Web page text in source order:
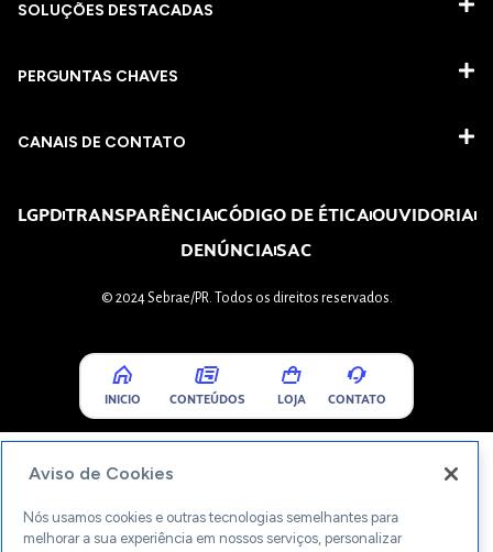
SOLUÇÕES DESTACADAS
PERGUNTAS CHAVES​
CANAIS DE CONTATO
LGPDTRANSPARÊNCIACÓDIGO DE ÉTICAOUVIDORIA
DENÚNCIASAC
© 2024 Sebrae/PR. Todos os direitos reservados.
INICIO CONTEÚDOS LOJA CONTATO
Aviso de Cookies
Nós usamos cookies e outras tecnologias semelhantes para
melhorar a sua experiência em nossos serviços, personalizar